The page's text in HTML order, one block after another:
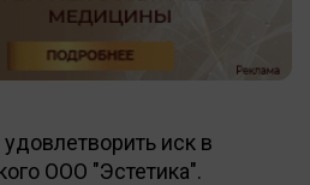
иск в
ООО "Эстетика".